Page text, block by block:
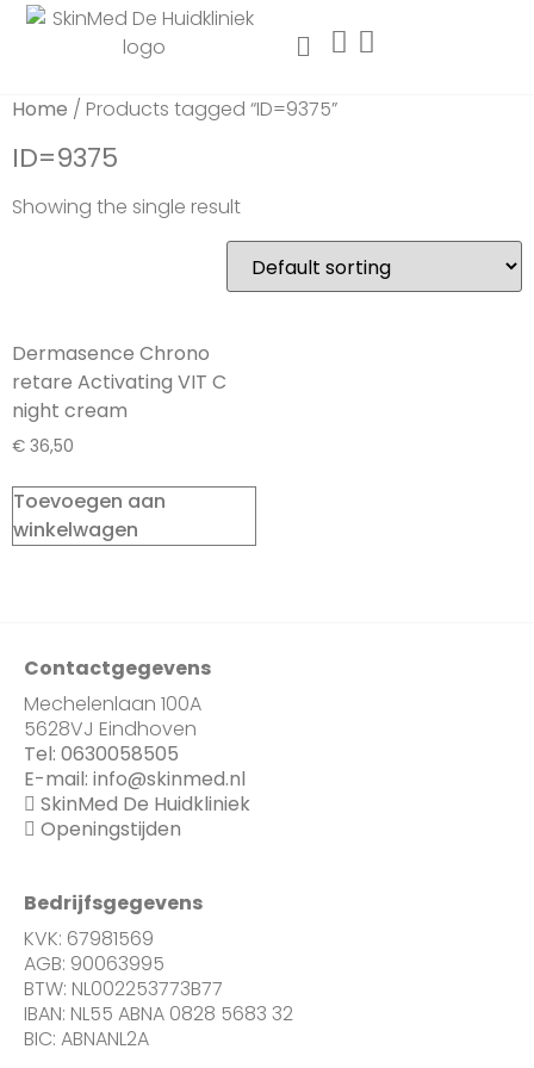
Home / Products tagged “ID=9375”
ID=9375
Showing the single result
Dermasence Chrono
retare Activating VIT C
night cream
€ 36,50
Toevoegen aan
winkelwagen
Contactgegevens
Mechelenlaan 100A
5628VJ Eindhoven
Tel: 0630058505
E-mail: info@skinmed.nl
SkinMed De Huidkliniek
Openingstijden
Bedrijfsgegevens
KVK: 67981569
AGB: 90063995
BTW: NL002253773B77
IBAN: NL55 ABNA 0828 5683 32
BIC: ABNANL2A